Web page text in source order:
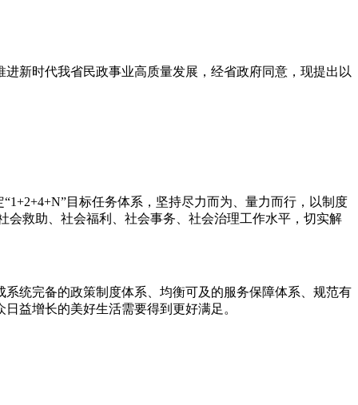
新时代我省民政事业高质量发展，经省政府同意，现提出以
目标任务体系，坚持尽力而为、量力而行，以制度
救助、社会福利、社会事务、社会治理工作水平，切实解
统完备的政策制度体系、均衡可及的服务保障体系、规范有
益增长的美好生活需要得到更好满足。